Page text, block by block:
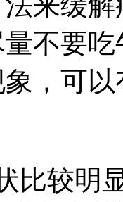
不要
，可
比较明